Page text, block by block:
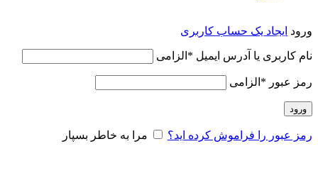
ورود ایجاد یک حساب کاربری
نام کاربری یا آدرس ایمیل * الزامی
رمز عبور * الزامی
ورود
رمز عبور را فراموش کرده اید؟ مرا به خاطر بسپار